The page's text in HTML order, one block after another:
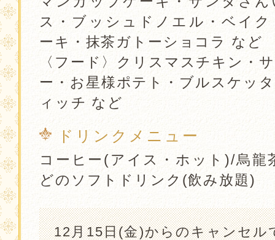
ス・ブッシュドノエル・ベイ
ーキ・抹茶ガトーショコラ など
〈フード〉クリスマスチキン・
ー・お星様ポテト・ブルスケッ
ィッチ など
ドリンクメニュー
コーヒー(アイス・ホット)/烏龍
どのソフトドリンク(飲み放題)
12月15日(金)からのキャンセル